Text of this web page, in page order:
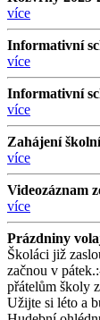
více
Informativní
více
Informativní
více
Zahájení
více
Videozáznam
více
Prázdniny
Školáci již
začnou v
přátelům školy
Užijte si léto a